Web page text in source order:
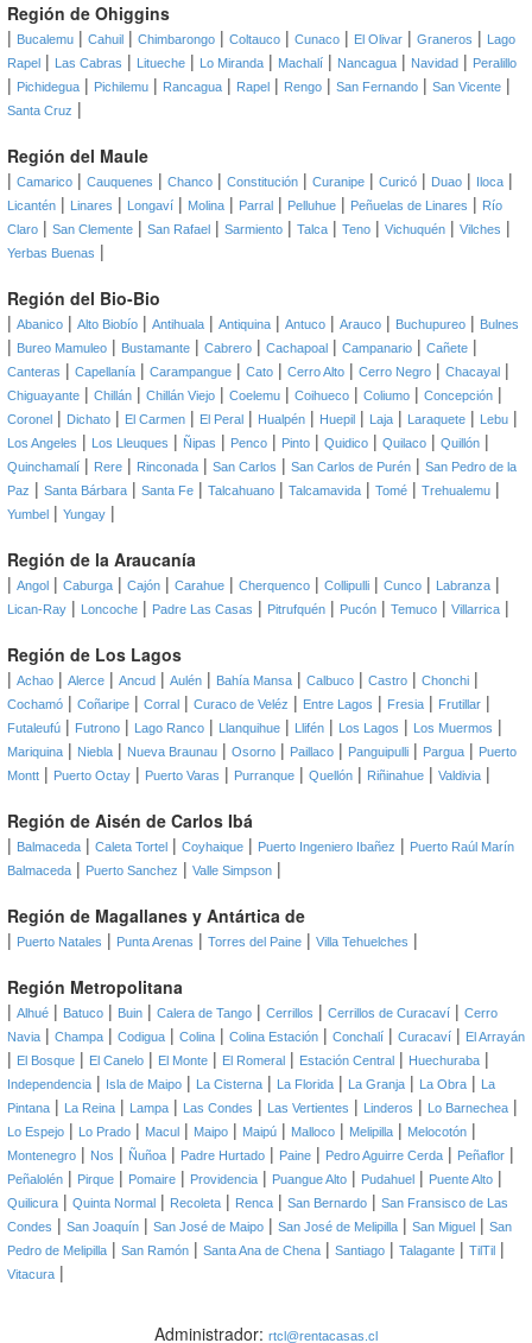
Región de Ohiggins
| Bucalemu | Cahuil | Chimbarongo | Coltauco | Cunaco | El Olivar | Graneros |
Lago
Rapel | Las Cabras | Litueche | Lo Miranda | Machalí | Nancagua | Navidad | Peralillo
| Pichidegua | Pichilemu | Rancagua | Rapel | Rengo | San Fernando | San Vicente |
Santa Cruz |
Región del Maule
| Camarico | Cauquenes | Chanco | Constitución | Curanipe | Curicó | Duao | Iloca |
Licantén | Linares | Longaví | Molina | Parral | Pelluhue | Peñuelas de Linares | Río
Claro | San Clemente | San Rafael | Sarmiento | Talca | Teno | Vichuquén | Vilches |
Yerbas Buenas |
Región del Bio-Bio
| Abanico | Alto Biobío | Antihuala | Antiquina | Antuco | Arauco | Buchupureo | Bulnes
| Bureo Mamuleo | Bustamante | Cabrero | Cachapoal | Campanario | Cañete |
Canteras | Capellanía | Carampangue | Cato | Cerro Alto | Cerro Negro | Chacayal |
Chiguayante | Chillán | Chillán Viejo | Coelemu | Coihueco | Coliumo | Concepción |
Coronel | Dichato | El Carmen | El Peral | Hualpén | Huepil | Laja | Laraquete | Lebu |
Los Angeles | Los Lleuques | Ñipas | Penco | Pinto | Quidico | Quilaco | Quillón |
Quinchamalí | Rere | Rinconada | San Carlos | San Carlos de Purén | San Pedro de la
Paz | Santa Bárbara | Santa Fe | Talcahuano | Talcamavida | Tomé | Trehualemu |
Yumbel | Yungay |
Región de la Araucanía
| Angol | Caburga | Cajón | Carahue | Cherquenco | Collipulli | Cunco | Labranza |
Lican-Ray | Loncoche | Padre Las Casas | Pitrufquén | Pucón | Temuco | Villarrica |
Región de Los Lagos
| Achao | Alerce | Ancud | Aulén | Bahía Mansa | Calbuco | Castro | Chonchi |
Cochamó | Coñaripe | Corral | Curaco de Veléz | Entre Lagos | Fresia | Frutillar |
Futaleufú | Futrono | Lago Ranco | Llanquihue | Llifén | Los Lagos | Los Muermos |
Mariquina | Niebla | Nueva Braunau | Osorno | Paillaco | Panguipulli | Pargua | Puerto
Montt | Puerto Octay | Puerto Varas | Purranque | Quellón | Riñinahue | Valdivia |
Región de Aisén de Carlos Ibá
| Balmaceda | Caleta Tortel | Coyhaique | Puerto Ingeniero Ibañez | Puerto Raúl Marín
Balmaceda | Puerto Sanchez | Valle Simpson |
Región de Magallanes y Antártica de
| Puerto Natales | Punta Arenas | Torres del Paine | Villa Tehuelches |
Región Metropolitana
| Alhué | Batuco | Buin | Calera de Tango | Cerrillos | Cerrillos de Curacaví | Cerro
Navia | Champa | Codigua | Colina | Colina Estación | Conchalí | Curacaví | El Arrayán
| El Bosque | El Canelo | El Monte | El Romeral | Estación Central | Huechuraba |
Independencia | Isla de Maipo | La Cisterna | La Florida | La Granja | La Obra |
La
Pintana | La Reina | Lampa | Las Condes | Las Vertientes | Linderos | Lo Barnechea |
Lo Espejo | Lo Prado | Macul | Maipo | Maipú | Malloco | Melipilla | Melocotón |
Montenegro | Nos | Ñuñoa | Padre Hurtado | Paine | Pedro Aguirre Cerda | Peñaflor |
Peñalolén | Pirque | Pomaire | Providencia | Puangue Alto | Pudahuel | Puente Alto |
Quilicura | Quinta Normal | Recoleta | Renca | San Bernardo | San Fransisco de Las
Condes | San Joaquín | San José de Maipo | San José de Melipilla | San Miguel | San
Pedro de Melipilla | San Ramón | Santa Ana de Chena | Santiago | Talagante | TilTil |
Vitacura |
Administrador: rtcl@rentacasas.cl